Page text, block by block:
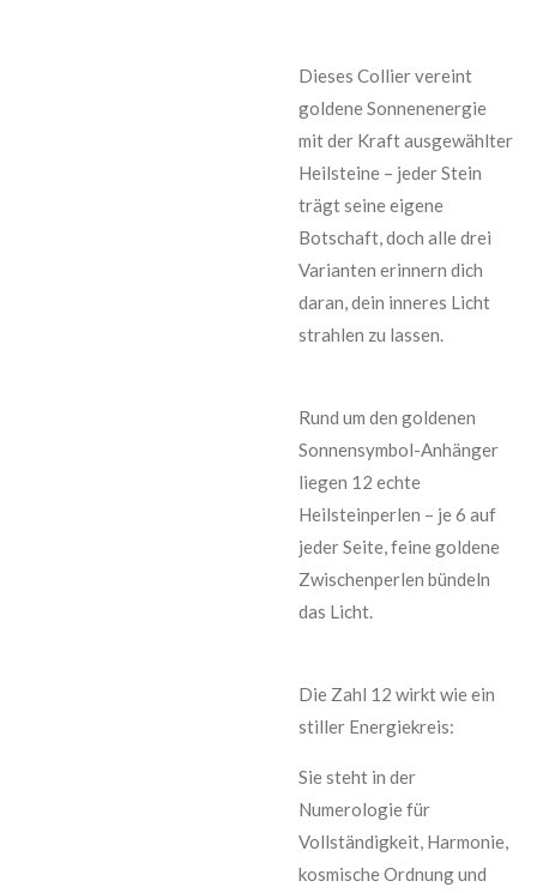
Dieses Collier vereint
goldene Sonnenenergie
mit der Kraft ausgewählter
Heilsteine – jeder Stein
trägt seine eigene
Botschaft, doch alle drei
Varianten erinnern dich
daran, dein inneres Licht
strahlen zu lassen.
Rund um den goldenen
Sonnensymbol-Anhänger
liegen 12 echte
Heilsteinperlen – je 6 auf
jeder Seite, feine goldene
Zwischenperlen bündeln
das Licht.
Die Zahl 12 wirkt wie ein
stiller Energiekreis:
Sie steht in der
Numerologie für
Vollständigkeit, Harmonie,
kosmische Ordnung und